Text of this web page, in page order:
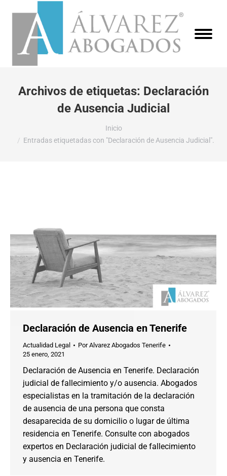
Archivos de etiquetas: Declaración
de Ausencia Judicial
Inicio
Entradas etiquetadas con "Declaración de Ausencia Judicial".
Declaración de Ausencia en Tenerife
Actualidad Legal PorAlvarez Abogados Tenerife
25 enero, 2021
Declaración de Ausencia en Tenerife. Declaración
judicial de fallecimiento y/o ausencia. Abogados
especialistas en la tramitación de la declaración
de ausencia de una persona que consta
desaparecida de su domicilio o lugar de última
residencia en Tenerife. Consulte con abogados
expertos en Declaración judicial de fallecimiento
y ausencia en Tenerife.